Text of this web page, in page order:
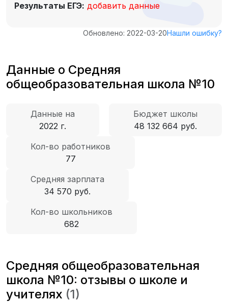
Результаты ЕГЭ: добавить данные
Обновлено: 2022-03-20Нашли ошибку?
Данные о Средняя
общеобразовательная школа №10
Данные на
2022 г.
Бюджет школы
48 132 664 руб.
Кол-во работников
77
Средняя зарплата
34 570 руб.
Кол-во школьников
682
Средняя общеобразовательная
школа №10: отзывы о школе и
учителях (1)